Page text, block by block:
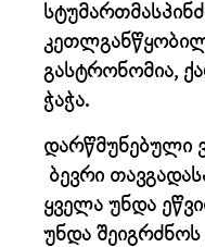
გასტრონომია,
ჭაჭა.
დარწმუნებული
ბევრი
ყველა უნდა
უნდა